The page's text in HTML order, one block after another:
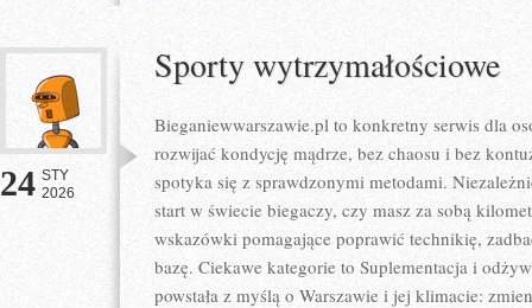
24 STY
2026
Sporty wytrzymałościowe
Bieganiewwarszawie.pl to konkretny serwis dla
rozwijać kondycję mądrze, bez chaosu i bez
spotyka się z sprawdzonymi metodami.
start w świecie biegaczy, czy masz za sobą
wskazówki pomagające poprawić technikię,
bazę. Ciekawe kategorie to Suplementacja i
powstała z myślą o Warszawie i jej klimacie: